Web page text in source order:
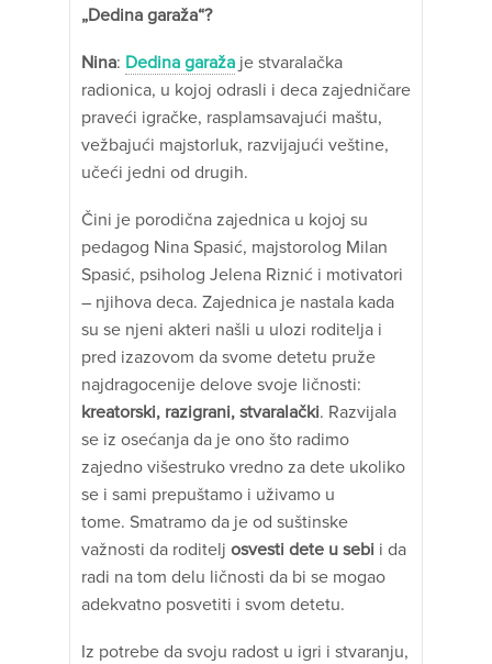
„Dedina garaža“?
Nina: Dedina garaža je stvaralačka
radionica, u kojoj odrasli i deca zajedničare
praveći igračke, rasplamsavajući maštu,
vežbajući majstorluk, razvijajući veštine,
učeći jedni od drugih.
Čini je porodična zajednica u kojoj su
pedagog Nina Spasić, majstorolog Milan
Spasić, psiholog Jelena Riznić i motivatori
– njihova deca. Zajednica je nastala kada
su se njeni akteri našli u ulozi roditelja i
pred izazovom da svome detetu pruže
najdragocenije delove svoje ličnosti:
kreatorski, razigrani, stvaralački. Razvijala
se iz osećanja da je ono što radimo
zajedno višestruko vredno za dete ukoliko
se i sami prepuštamo i uživamo u
tome. Smatramo da je od suštinske
važnosti da roditelj osvesti dete u sebi i da
radi na tom delu ličnosti da bi se mogao
adekvatno posvetiti i svom detetu.
Iz potrebe da svoju radost u igri i stvaranju,